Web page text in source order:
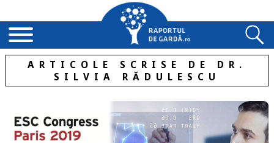
ARTICOLE SCRISE DE DR.
SILVIA RĂDULESCU